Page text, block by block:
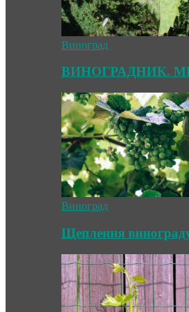
Виноград
ВИНОГРАДНИК.
Виноград
Щеплення